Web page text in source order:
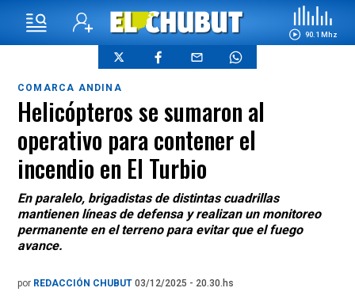
90.1 Mhz
COMARCA ANDINA
Helicópteros se sumaron al
operativo para contener el
incendio en El Turbio
En paralelo, brigadistas de distintas cuadrillas
mantienen líneas de defensa y realizan un monitoreo
permanente en el terreno para evitar que el fuego
avance.
por REDACCIÓN CHUBUT 03/12/2025 - 20.30.hs